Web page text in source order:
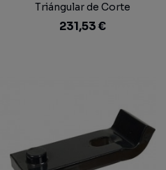
Triángular de Corte
231,53 €